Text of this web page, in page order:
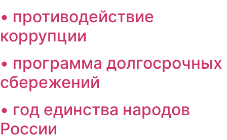
• противодействие
коррупции
• программа долгосрочных
сбережений
• год единства народов
России